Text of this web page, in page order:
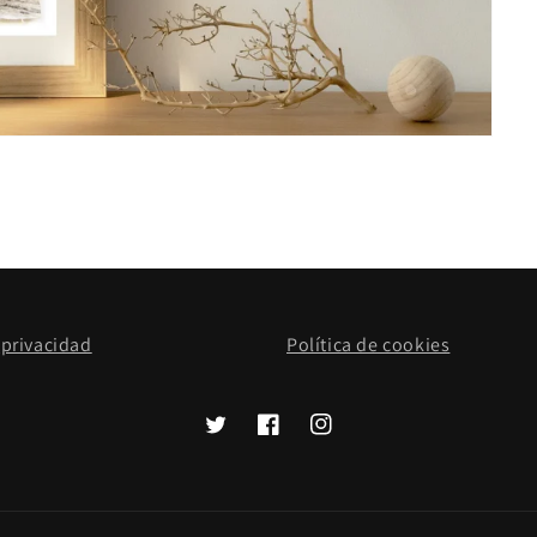
Política de cookies
TwitterFacebookInstagram